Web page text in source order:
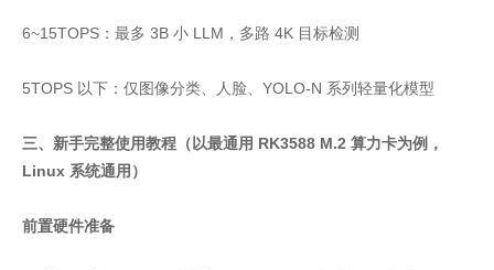
6~15TOPS：最多 3B 小 LLM，多路 4K 目标检测
5TOPS 以下：仅图像分类、人脸、YOLO-N 系列轻量化模型
三、新手完整使用教程（以最通用 RK3588 M.2 算力卡为例，
Linux 系统通用）
前置硬件准备